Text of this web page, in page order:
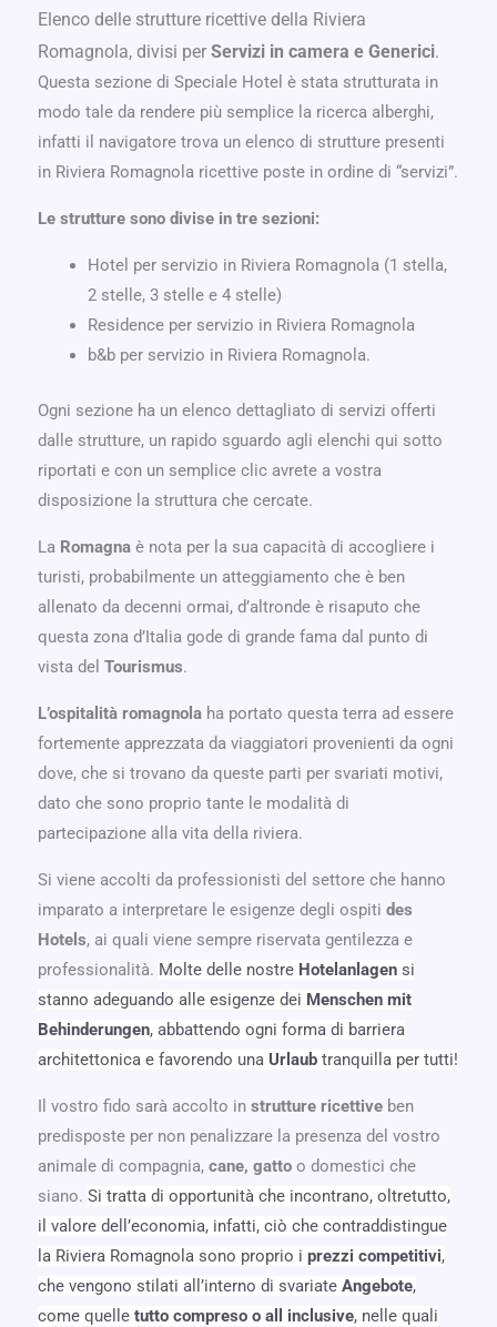
Elenco delle strutture ricettive della Riviera
Romagnola, divisi per Servizi in camera e Generici.
Questa sezione di Speciale Hotel è stata strutturata in
modo tale da rendere più semplice la ricerca alberghi,
infatti il navigatore trova un elenco di strutture presenti
in Riviera Romagnola ricettive poste in ordine di “servizi”.
Le strutture sono divise in tre sezioni:
Hotel per servizio in Riviera Romagnola (1 stella,
2 stelle, 3 stelle e 4 stelle)
Residence per servizio in Riviera Romagnola
b&b per servizio in Riviera Romagnola.
Ogni sezione ha un elenco dettagliato di servizi offerti
dalle strutture, un rapido sguardo agli elenchi qui sotto
riportati e con un semplice clic avrete a vostra
disposizione la struttura che cercate.
La Romagna è nota per la sua capacità di accogliere i
turisti, probabilmente un atteggiamento che è ben
allenato da decenni ormai, d’altronde è risaputo che
questa zona d’Italia gode di grande fama dal punto di
vista del Tourismus.
L’ospitalità romagnola ha portato questa terra ad essere
fortemente apprezzata da viaggiatori provenienti da ogni
dove, che si trovano da queste parti per svariati motivi,
dato che sono proprio tante le modalità di
partecipazione alla vita della riviera.
Si viene accolti da professionisti del settore che hanno
imparato a interpretare le esigenze degli ospiti des
Hotels, ai quali viene sempre riservata gentilezza e
professionalità. Molte delle nostre Hotelanlagen si
stanno adeguando alle esigenze dei Menschen mit
Behinderungen, abbattendo ogni forma di barriera
architettonica e favorendo una Urlaub tranquilla per tutti!
Il vostro fido sarà accolto in strutture ricettive ben
predisposte per non penalizzare la presenza del vostro
animale di compagnia, cane, gatto o domestici che
siano. Si tratta di opportunità che incontrano, oltretutto,
il valore dell’economia, infatti, ciò che contraddistingue
la Riviera Romagnola sono proprio i prezzi competitivi,
che vengono stilati all’interno di svariate Angebote,
come quelle tutto compreso o all inclusive, nelle quali